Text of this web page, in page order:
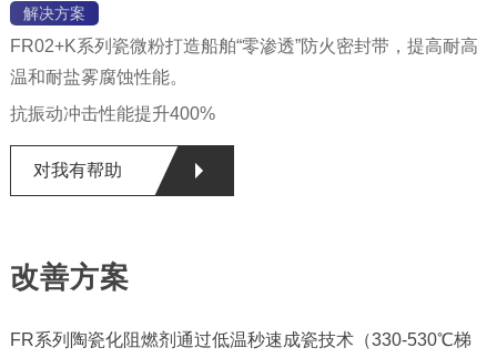
解决方案
FR02+K系列瓷微粉打造船舶“零渗透”防火密封带，提高耐高
温和耐盐雾腐蚀性能。
抗振动冲击性能提升400%
对我有帮助
改善方案
FR系列陶瓷化阻燃剂通过低温秒速成瓷技术（330-530℃梯